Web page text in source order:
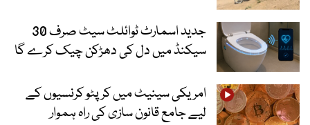
جدید اسمارٹ ٹوائلٹ سیٹ صرف 30
سیکنڈ میں دل کی دھڑکن چیک کرے گا
امریکی سینیٹ میں کرپٹو کرنسیوں کے
لیے جامع قانون سازی کی راہ ہموار